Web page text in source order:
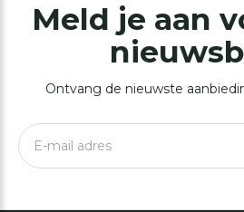
Meld je aan
Ontvang de nieuwste